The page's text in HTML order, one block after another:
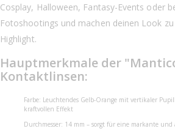
Cosplay, Halloween, Fantasy-Events oder
Fotoshootings und machen deinen Look
Highlight.
Hauptmerkmale der
Kontaktlinsen:
Farbe: Leuchtendes Gelb-Orange mit vertikaler
kraftvollen Effekt
Durchmesser: 14 mm – sorgt für eine markante und